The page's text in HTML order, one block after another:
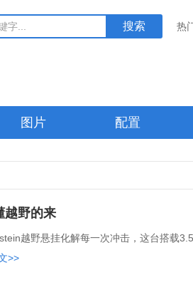
搜索 热
图片 配置
越野的来
越野悬挂化解每一次冲击，这台搭载
>>